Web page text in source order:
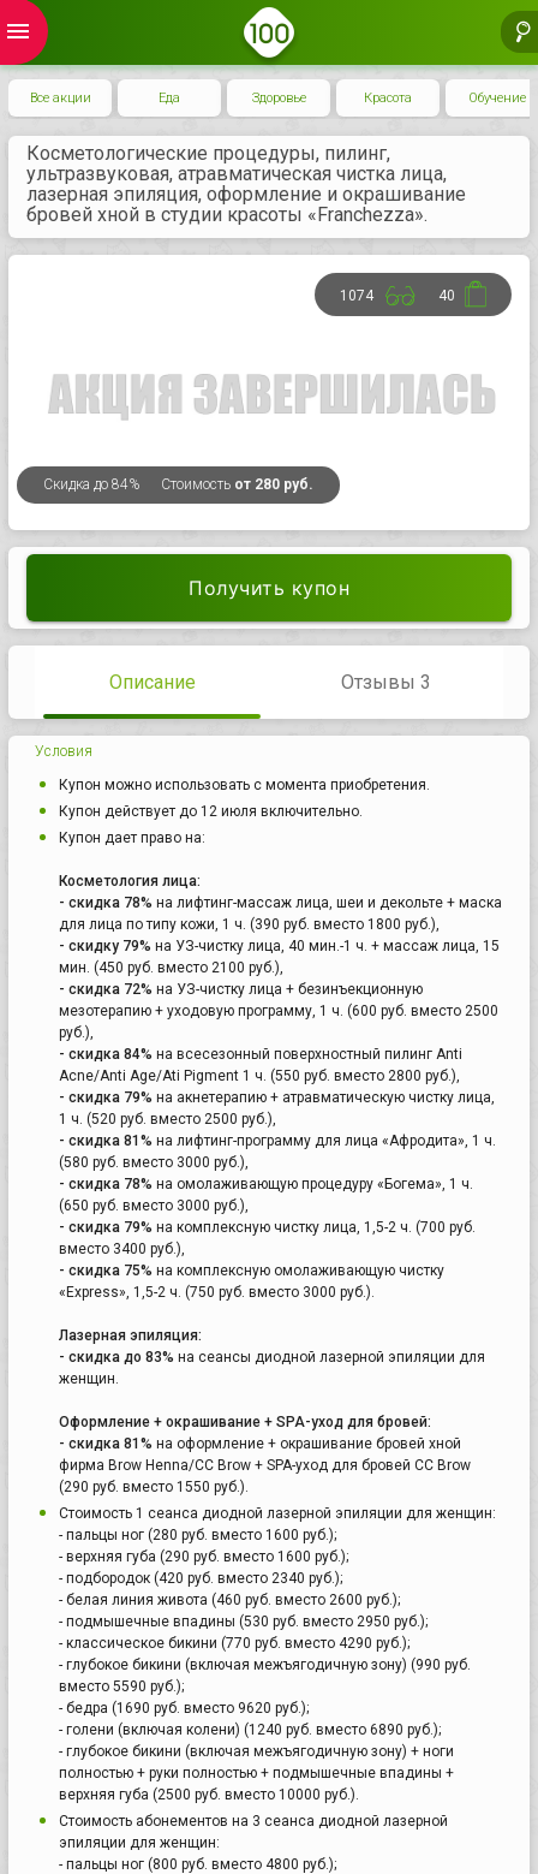
menu
Все акции Еда Здоровье Красота Обучение
Косметологические процедуры, пилинг,
ультразвуковая, атравматическая чистка лица,
лазерная эпиляция, оформление и окрашивание
бровей хной в студии красоты «Franchezza».
Скидка до 84% Стоимость от 280 руб.
1074 40
Получить купон
Описание Отзывы 3
Условия
Купон можно использовать с момента приобретения.
Купон действует до 12 июля включительно.
Купон дает право на:
Косметология лица:
- скидка 78% на лифтинг-массаж лица, шеи и декольте + маска
для лица по типу кожи, 1 ч. (390 руб. вместо 1800 руб.),
- скидку 79% на УЗ-чистку лица, 40 мин.-1 ч. + массаж лица, 15
мин. (450 руб. вместо 2100 руб.),
- скидка 72% на УЗ-чистку лица + безинъекционную
мезотерапию + уходовую программу, 1 ч. (600 руб. вместо 2500
руб.),
- скидка 84% на всесезонный поверхностный пилинг Anti
Acne/Anti Age/Ati Pigment 1 ч. (550 руб. вместо 2800 руб.),
- скидка 79% на акнетерапию + атравматическую чистку лица,
1 ч. (520 руб. вместо 2500 руб.),
- скидка 81% на лифтинг-программу для лица «Афродита», 1 ч.
(580 руб. вместо 3000 руб.),
- скидка 78% на омолаживающую процедуру «Богема», 1 ч.
(650 руб. вместо 3000 руб.),
- скидка 79% на комплексную чистку лица, 1,5-2 ч. (700 руб.
вместо 3400 руб.),
- скидка 75% на комплексную омолаживающую чистку
«Express», 1,5-2 ч. (750 руб. вместо 3000 руб.).
Лазерная эпиляция:
- скидка до 83% на сеансы диодной лазерной эпиляции для
женщин.
Оформление + окрашивание + SPA-уход для бровей:
- скидка 81% на оформление + окрашивание бровей хной
фирма Brow Henna/CC Brow + SPA-уход для бровей CC Brow
(290 руб. вместо 1550 руб.).
Стоимость 1 сеанса диодной лазерной эпиляции для женщин:
- пальцы ног (280 руб. вместо 1600 руб.);
- верхняя губа (290 руб. вместо 1600 руб.);
- подбородок (420 руб. вместо 2340 руб.);
- белая линия живота (460 руб. вместо 2600 руб.);
- подмышечные впадины (530 руб. вместо 2950 руб.);
- классическое бикини (770 руб. вместо 4290 руб.);
- глубокое бикини (включая межъягодичную зону) (990 руб.
вместо 5590 руб.);
- бедра (1690 руб. вместо 9620 руб.);
- голени (включая колени) (1240 руб. вместо 6890 руб.);
- глубокое бикини (включая межъягодичную зону) + ноги
полностью + руки полностью + подмышечные впадины +
верхняя губа (2500 руб. вместо 10000 руб.).
Стоимость абонементов на 3 сеанса диодной лазерной
эпиляции для женщин:
- пальцы ног (800 руб. вместо 4800 руб.);